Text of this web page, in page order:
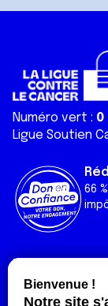
Numéro vert : 0
Ligue Soutien
66
Liens utiles
Nos actualités
Nos publications